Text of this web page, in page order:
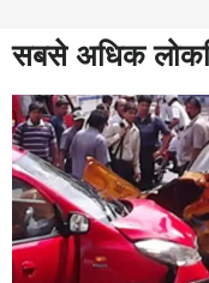
सबसे अधिक